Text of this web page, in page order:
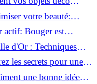
votre beauté:
actif: Bouger est
d'Or : Techniques
les secrets pour une
une bonne idée